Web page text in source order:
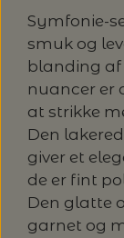
Symfonie-
smuk og
blanding af
nuancer er
at strikke
Den
giver et
de er fint
Den glatte
garnet og